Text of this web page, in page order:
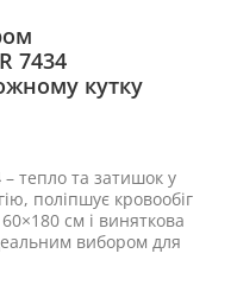
7434
кутку
– тепло та затишок у
поліпшує кровообіг
см і виняткова
вибором для